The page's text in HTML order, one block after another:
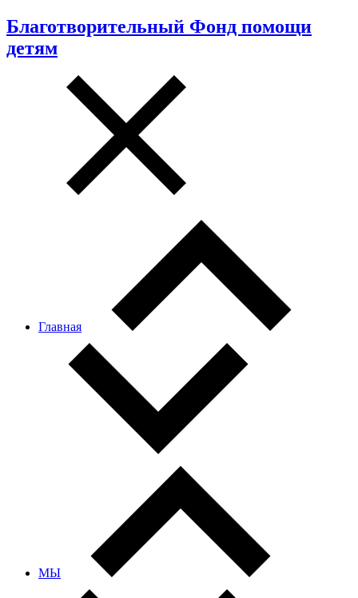
Благотворительный Фонд помощи
детям
Главная
МЫ